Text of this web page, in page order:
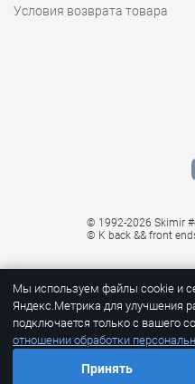
Условия возврата товара
© 1992-2026 Skimir
© K back && front
Мы используем файлы cookie и
Яндекс.Метрика для улучшения
подключается только с вашего
отношении обработки
Принять